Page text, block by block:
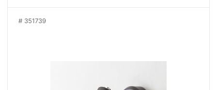
351739